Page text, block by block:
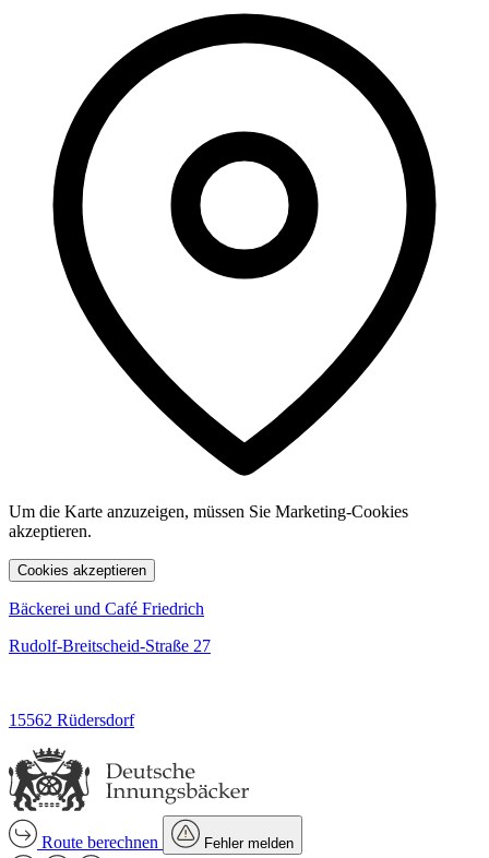
Um die Karte anzuzeigen, müssen Sie Marketing-Cookies
akzeptieren.
Cookies akzeptieren
Bäckerei und Café Friedrich
Rudolf-Breitscheid-Straße 27
15562 Rüdersdorf
Route berechnen Fehler melden